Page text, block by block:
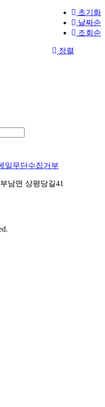
초기화
날짜순
조회순
정렬
일무단수집거부
남면 상평당길41